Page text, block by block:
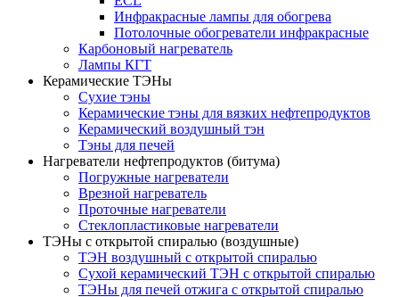
Инфракрасные лампы для обогрева
Потолочные обогреватели инфракрасные
Карбоновый нагреватель
Лампы КГТ
Керамические ТЭНы
Сухие тэны
Керамические тэны для вязких нефтепродуктов
Керамический воздушный тэн
Тэны для печей
Нагреватели нефтепродуктов (битума)
Погружные нагреватели
Врезной нагреватель
Проточные нагреватели
Стеклопластиковые нагреватели
ТЭНы с открытой спиралью (воздушные)
ТЭН воздушный с открытой спиралью
Сухой керамический ТЭН с открытой спиралью
ТЭНы для печей отжига с открытой спиралью